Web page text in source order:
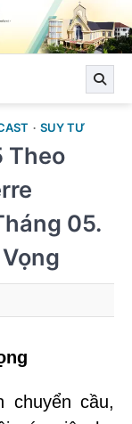
SUY TƯ
Theo
05.
chuyển cầu,